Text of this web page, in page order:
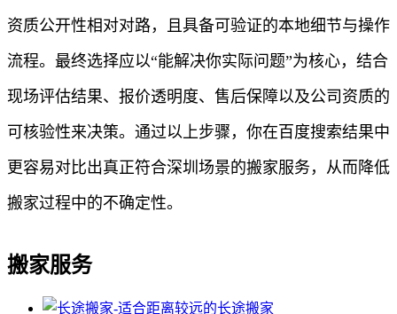
资质公开性相对对路，且具备可验证的本地细节与操作
流程。最终选择应以“能解决你实际问题”为核心，结合
现场评估结果、报价透明度、售后保障以及公司资质的
可核验性来决策。通过以上步骤，你在百度搜索结果中
更容易对比出真正符合深圳场景的搬家服务，从而降低
搬家过程中的不确定性。
搬家服务